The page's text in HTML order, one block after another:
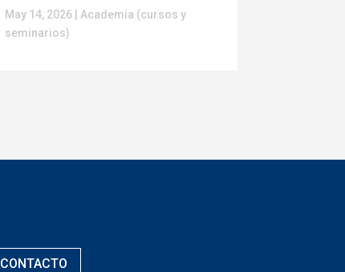
May 14, 2026| Academia (cursos y
seminarios)
CONTACTO